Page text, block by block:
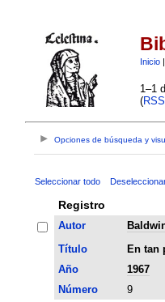
Inicio|
1–1
(RSS
Opciones de búsqueda y
Seleccionar todo
Registro
Autor
Título
En tan
Año
1967
Número
9